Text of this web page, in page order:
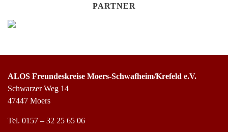
PARTNER
ALOS Freundeskreise Moers-Schwafheim/Krefeld e.V.
Schwarzer Weg 14
47447 Moers
Tel. 0157 – 32 25 65 06